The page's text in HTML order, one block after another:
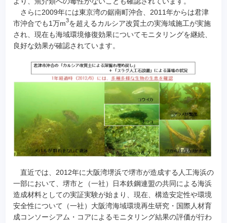
さらに2009年には東京湾の鋸南町沖合、2011年からは君津
市沖合でも1万m3を超えるカルシア改質土の実海域施工が実施
され、現在も海域環境修復効果についてモニタリングを継続、
良好な効果が確認されています。
直近では、2012年に大阪湾堺浜で堺市が造成する人工海浜の
一部において、堺市と（一社）日本鉄鋼連盟の共同による海浜
造成材料としての実証実験が始まり、現在、構造安定性や環境
安全性について（一社）大阪湾海域環境再生研究・国際人材育
成コンソーシアム・コアによるモニタリング結果の評価が行わ